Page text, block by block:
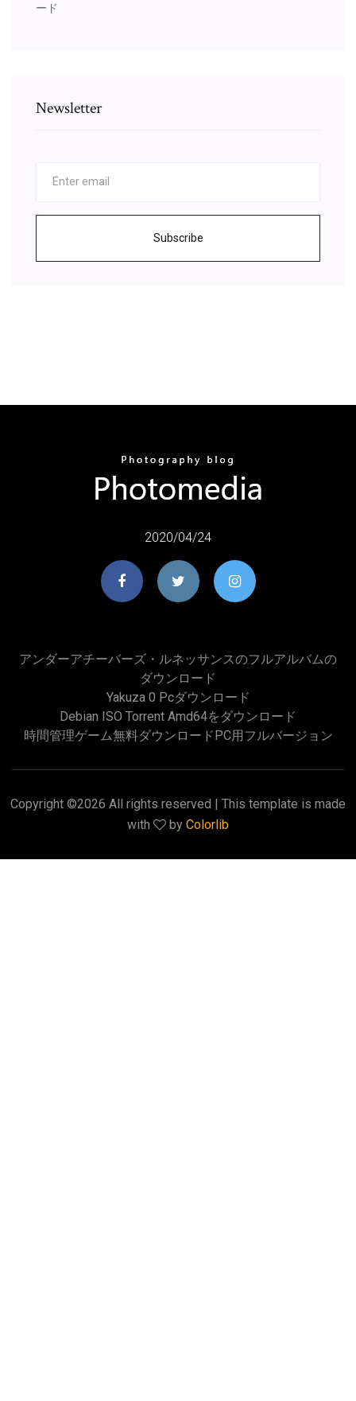
ード
Newsletter
Subscribe
2020/04/24
アンダーアチーバーズ・ルネッサンスのフルアルバムの
ダウンロード
Yakuza 0 Pcダウンロード
Debian ISO Torrent Amd64をダウンロード
時間管理ゲーム無料ダウンロードPC用フルバージョン
Copyright ©2026 All rights reserved | This template is made
with
by Colorlib